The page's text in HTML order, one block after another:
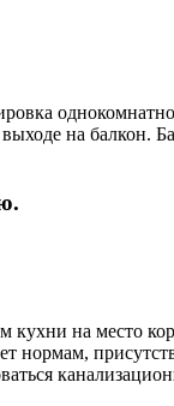
на балкон.
на место